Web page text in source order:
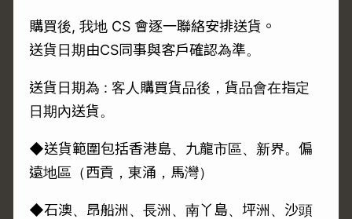
購買後, 我地 CS 會逐一聯絡安排送貨。
送貨日期由CS同事與客戶確認為準。
送貨日期為 : 客人購買貨品後，貨品會在指定
日期內送貨。
◆送貨範圍包括香港島、九龍市區、新界。偏
遠地區（西貢，東涌，馬灣）
◆石澳、昂船洲、長洲、南丫島、坪洲、沙頭